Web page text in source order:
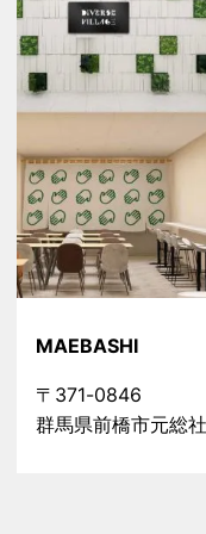
動
MAEBASHI
〒371-0846
群馬県前橋市元総